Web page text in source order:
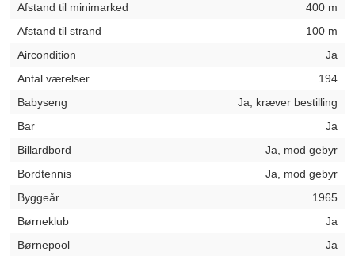
Afstand til minimarked
400 m
Afstand til strand
100 m
Aircondition
Ja
Antal værelser
194
Babyseng
Ja, kræver bestilling
Bar
Ja
Billardbord
Ja, mod gebyr
Bordtennis
Ja, mod gebyr
Byggeår
1965
Børneklub
Ja
Børnepool
Ja